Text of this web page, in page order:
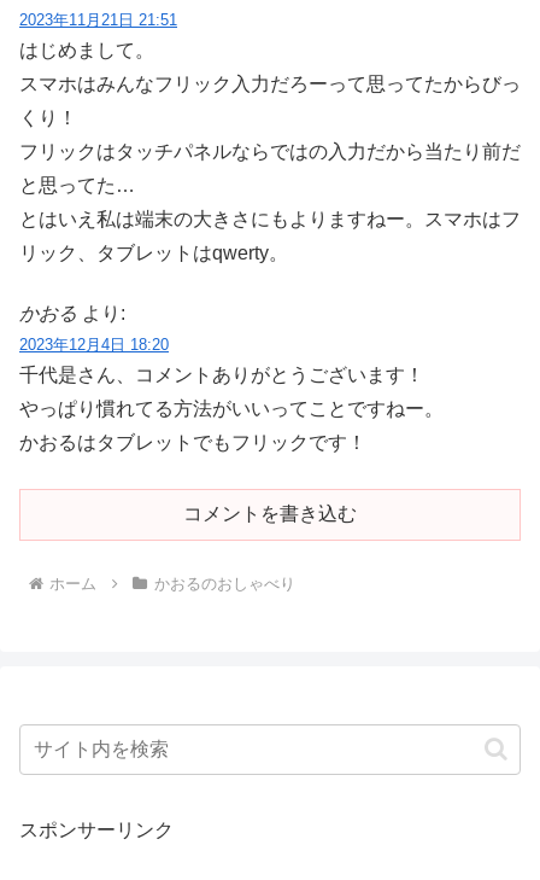
2023年11月21日 21:51
はじめまして。
スマホはみんなフリック入力だろーって思ってたからびっ
くり！
フリックはタッチパネルならではの入力だから当たり前だ
と思ってた…
とはいえ私は端末の大きさにもよりますねー。スマホはフ
リック、タブレットはqwerty。
かおる より:
2023年12月4日 18:20
千代是さん、コメントありがとうございます！
やっぱり慣れてる方法がいいってことですねー。
かおるはタブレットでもフリックです！
コメントを書き込む
ホーム かおるのおしゃべり
スポンサーリンク